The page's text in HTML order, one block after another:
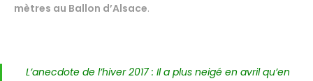
mètres au Ballon d’Alsace.
L’anecdote de l’hiver 2017 : Il a plus neigé en avril qu’en